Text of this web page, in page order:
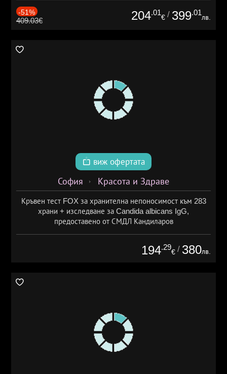
-51%
409.03€ 204.01
€ / 399.01
лв.
виж офертата
София Красота и Здраве
Кръвен тест FOX за хранителна непоносимост към 283
храни + изследване за Candida albicans IgG,
предоставено от СМДЛ Кандиларов
194.29
€ / 380лв.